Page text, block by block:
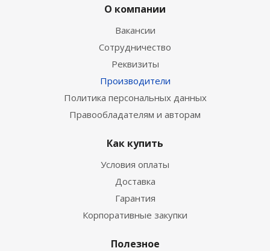
О компании
Вакансии
Сотрудничество
Реквизиты
Производители
Политика персональных данных
Правообладателям и авторам
Как купить
Условия оплаты
Доставка
Гарантия
Корпоративные закупки
Полезное